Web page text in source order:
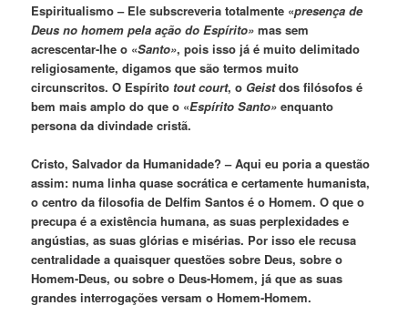
Espiritualismo – Ele subscreveria totalmente «presença de
Deus no homem pela ação do Espírito» mas sem
acrescentar-lhe o «Santo», pois isso já é muito delimitado
religiosamente, digamos que são termos muito
circunscritos. O Espírito tout court, o Geistdos filósofos é
bem mais amplo do que o «Espírito Santo» enquanto
persona da divindade cristã.
Cristo, Salvador da Humanidade? – Aqui eu poria a questão
assim: numa linha quase socrática e certamente humanista,
o centro da filosofia de Delfim Santos é o Homem. O que o
precupa é a existência humana, as suas perplexidades e
angústias, as suas glórias e misérias. Por isso ele recusa
centralidade a quaisquer questões sobre Deus, sobre o
Homem-Deus, ou sobre o Deus-Homem, já que as suas
grandes interrogações versam o Homem-Homem.